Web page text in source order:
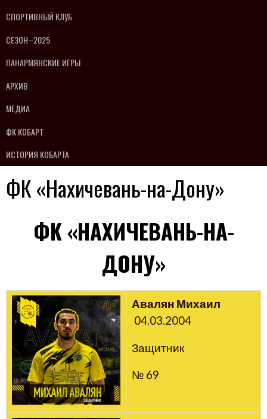
СПОРТИВНЫЙ КЛУБ
СЕЗОН–2025
ПАНАРМЯНСКИЕ ИГРЫ
АРХИВ
МЕДИА
ФК КОБАРТ
ИСТОРИЯ КОБАРТА
ФК «Нахичевань-на-Дону»
ФК «НАХИЧЕВАНЬ-НА-
ДОНУ»
Авалян Михаил
04.03.2004
Защитник
№ 69